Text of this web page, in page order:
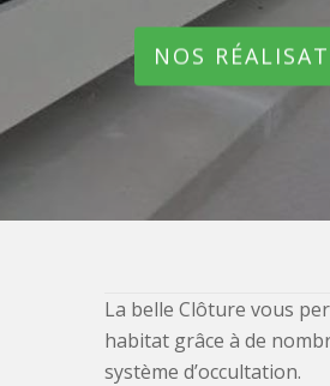
NOS
La belle Clôture vous
habitat grâce à de
système d’occultation.